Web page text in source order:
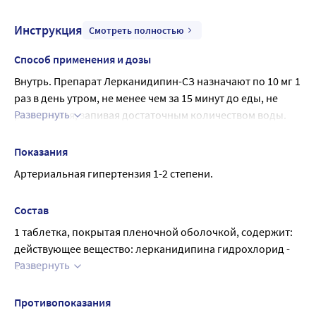
Инструкция Смотреть полностью
Способ применения и дозы
Внутрь. Препарат Лерканидипин-СЗ назначают по 10 мг 1
раз в день утром, не менее чем за 15 минут до еды, не
разжевывая, запивая достаточным количеством воды.
приеме 10 мг не достигается ожидаемый эффект).
увеличение дозы до 20 мг осуществляется через 2 недели
Маловероятно, что эффективность препарата будет
возрастать с увеличением дозы более 20 мг в сутки, в то
же время повышается риск возникновения побочных
эффектов.
Коррекции дозы не требуется, однако, при приеме
Развернуть
Показания
Артериальная гипертензия 1-2 степени.
Состав
1 таблетка, покрытая пленочной оболочкой, содержит:
действующее вещество: лерканидипина гидрохлорид -
10 мг;
(сахар молочный) - 31,5 мг; целлюлоза
Развернуть
Противопоказания